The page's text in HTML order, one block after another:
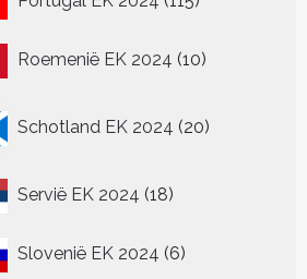
Roemenië EK 2024 1010
Schotland EK 2024 20
producten
Servië EK 2024 1818
Slovenië EK 2024 66